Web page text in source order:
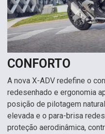
CONFORTO
A nova X-ADV redefine o
redesenhado e ergonomia
posição de pilotagem
elevada e o para-brisa
proteção aerodinâmica,